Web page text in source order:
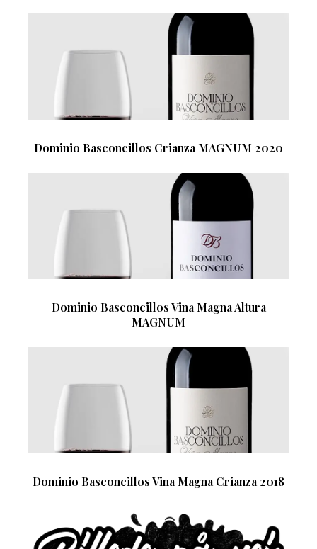
Dominio Basconcillos Crianza MAGNUM 2020
Dominio Basconcillos Vina Magna Altura
MAGNUM
Dominio Basconcillos Vina Magna Crianza 2018